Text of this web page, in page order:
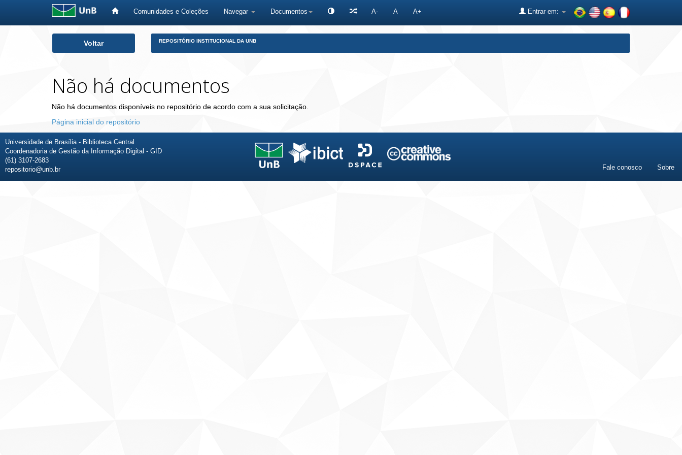
Comunidades e Coleções Navegar Documentos A- A A+ Entrar em:
Voltar REPOSITÓRIO INSTITUCIONAL DA UNB
Não há documentos
Não há documentos disponíveis no repositório de acordo com a sua solicitação.
Página inicial do repositório
Universidade de Brasília - Biblioteca Central
Coordenadoria de Gestão da Informação Digital - GID
(61) 3107-2683
repositorio@unb.br
Fale conosco Sobre